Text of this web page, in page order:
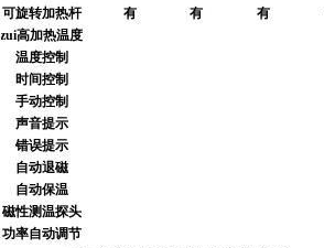
可旋转加热杆
有 有 有
zui高加热温度
温度控制
时间控制
手动控制
声音提示
错误提示
自动退磁
自动保温
磁性测温探头
功率自动调节